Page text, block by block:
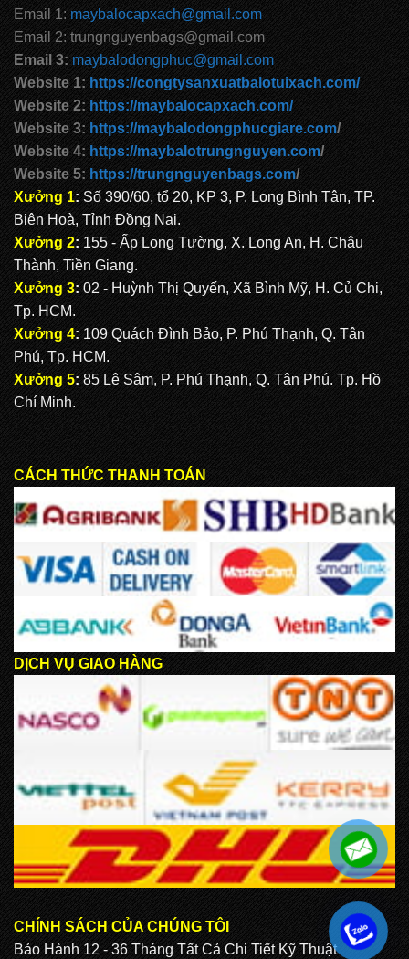
Email 1: maybalocapxach@gmail.com
Email 2: trungnguyenbags@gmail.com
Email 3: maybalodongphuc@gmail.com
Website 1: https://congtysanxuatbalotuixach.com/
Website 2: https://maybalocapxach.com/
Website 3: https://maybalodongphucgiare.com/
Website 4: https://maybalotrungnguyen.com/
Website 5: https://trungnguyenbags.com/
Xưởng 1: Số 390/60, tổ 20, KP 3, P. Long Bình Tân, TP.
Biên Hoà, Tỉnh Đồng Nai.
Xưởng 2: 155 - Ấp Long Tường, X. Long An, H. Châu
Thành, Tiền Giang.
Xưởng 3: 02 - Huỳnh Thị Quyến, Xã Bình Mỹ, H. Củ Chi,
Tp. HCM.
Xưởng 4: 109 Quách Đình Bảo, P. Phú Thạnh, Q. Tân
Phú, Tp. HCM.
Xưởng 5: 85 Lê Sâm, P. Phú Thạnh, Q. Tân Phú. Tp. Hồ
Chí Minh.
CÁCH THỨC THANH TOÁN
DỊCH VỤ GIAO HÀNG
CHÍNH SÁCH CỦA CHÚNG TÔI
Bảo Hành 12 - 36 Tháng Tất Cả Chi Tiết Kỹ Thuật
.